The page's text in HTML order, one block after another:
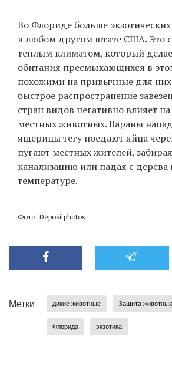
Во Флориде больше
в любом другом штате США. Это
теплым климатом, который
обитания пресмыкающихся в
похожими на привычные для
быстрое распространение
стран видов негативно влияет
местных животных. Вараны
ящерицы тегу поедают яйца
пугают местных жителей,
канализацию или падая с
температуре.
Фото: Depositphotos
Метки дикие животные Защита животных
Флорида экзотика